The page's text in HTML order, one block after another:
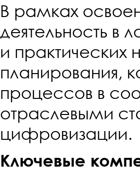
В рамках
деятельность в
и практических
планирования,
процессов в
отраслевыми
цифровизации.
Ключевые